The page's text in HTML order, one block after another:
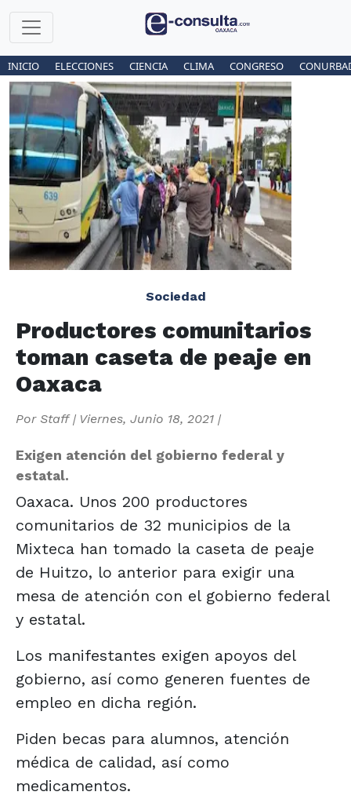
INICIO ELECCIONES CIENCIA CLIMA CONGRESO
Sociedad
Productores comunitarios
toman caseta de peaje en
Oaxaca
Por Staff| Viernes, Junio 18, 2021 |
Exigen atención del gobierno federal y
estatal.
Oaxaca. Unos 200 productores
comunitarios de 32 municipios de la
Mixteca han tomado la caseta de peaje
de Huitzo, lo anterior para exigir una
mesa de atención con el gobierno federal
y estatal.
Los manifestantes exigen apoyos del
gobierno, así como generen fuentes de
empleo en dicha región.
Piden becas para alumnos, atención
médica de calidad, así como
medicamentos.